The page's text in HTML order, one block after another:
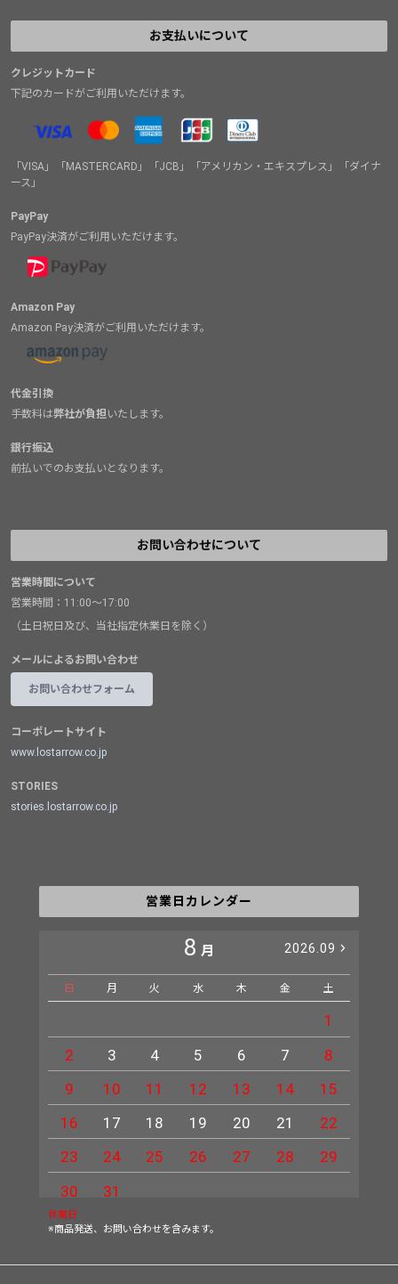
お支払いについて
クレジットカード
下記のカードがご利用いただけます。
「VISA」「MASTERCARD」「JCB」「アメリカン・エキスプレス」「ダイナ
ース」
PayPay
PayPay決済がご利用いただけます。
Amazon Pay
Amazon Pay決済がご利用いただけます。
代金引換
手数料は弊社が負担いたします。
銀行振込
前払いでのお支払いとなります。
お問い合わせについて
営業時間について
営業時間：11:00～17:00
（土日祝日及び、当社指定休業日を除く）
メールによるお問い合わせ
お問い合わせフォーム
コーポレートサイト
www.lostarrow.co.jp
STORIES
stories.lostarrow.co.jp
営業日カレンダー
8 月 2026.09
日 月 火 水 木 金 土
1
2
3 4 5 6 7
8
9
10 11 12 13 14
15
16
17 18 19 20 21
22
23
24 25 26 27 28
29
30
31
休業日
※商品発送、お問い合わせを含みます。